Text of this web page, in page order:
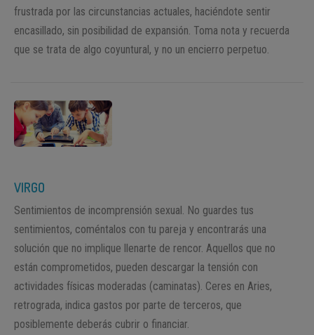
frustrada por las circunstancias actuales, haciéndote sentir
encasillado, sin posibilidad de expansión. Toma nota y recuerda
que se trata de algo coyuntural, y no un encierro perpetuo.
VIRGO
Sentimientos de incomprensión sexual. No guardes tus
sentimientos, coméntalos con tu pareja y encontrarás una
solución que no implique llenarte de rencor. Aquellos que no
están comprometidos, pueden descargar la tensión con
actividades físicas moderadas (caminatas). Ceres en Aries,
retrograda, indica gastos por parte de terceros, que
posiblemente deberás cubrir o financiar.